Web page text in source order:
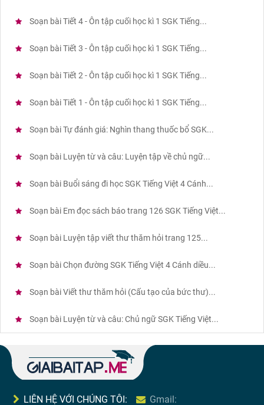
Soạn bài Tiết 4 - Ôn tập cuối học kì 1 SGK Tiếng...
Soạn bài Tiết 3 - Ôn tập cuối học kì 1 SGK Tiếng...
Soạn bài Tiết 2 - Ôn tập cuối học kì 1 SGK Tiếng...
Soạn bài Tiết 1 - Ôn tập cuối học kì 1 SGK Tiếng...
Soạn bài Tự đánh giá: Nghìn thang thuốc bổ SGK...
Soạn bài Luyện từ và câu: Luyện tập về chủ ngữ...
Soạn bài Buổi sáng đi học SGK Tiếng Việt 4 Cánh...
Soạn bài Em đọc sách báo trang 126 SGK Tiếng Việt...
Soạn bài Luyện tập viết thư thăm hỏi trang 125...
Soạn bài Chọn đường SGK Tiếng Việt 4 Cánh diều...
Soạn bài Viết thư thăm hỏi (Cấu tạo của bức thư)...
Soạn bài Luyện từ và câu: Chủ ngữ SGK Tiếng Việt...
LIÊN HỆ VỚI CHÚNG TÔI: Gmail: